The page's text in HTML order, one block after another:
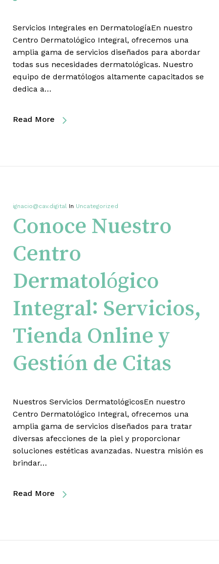
Servicios Integrales en DermatologíaEn nuestro
Centro Dermatológico Integral, ofrecemos una
amplia gama de servicios diseñados para abordar
todas sus necesidades dermatológicas. Nuestro
equipo de dermatólogos altamente capacitados se
dedica a…
Read More
ignacio@cav.digital In Uncategorized
Conoce Nuestro
Centro
Dermatológico
Integral: Servicios,
Tienda Online y
Gestión de Citas
Nuestros Servicios DermatológicosEn nuestro
Centro Dermatológico Integral, ofrecemos una
amplia gama de servicios diseñados para tratar
diversas afecciones de la piel y proporcionar
soluciones estéticas avanzadas. Nuestra misión es
brindar…
Read More